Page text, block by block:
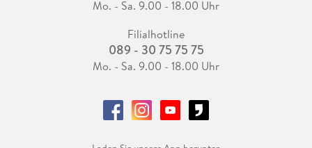
Mo. - Sa. 9.00 - 18.00 Uhr
Filialhotline
089 - 30 75 75 75
Mo. - Sa. 9.00 - 18.00 Uhr